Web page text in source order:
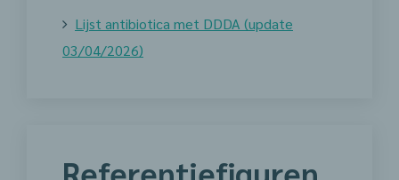
Lijst antibiotica met DDDA (update
03/04/2026)